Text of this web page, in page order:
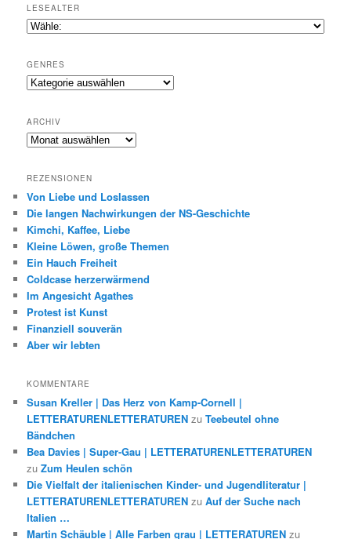
LESEALTER
GENRES
Genres
ARCHIV
Archiv
REZENSIONEN
Von Liebe und Loslassen
Die langen Nachwirkungen der NS-Geschichte
Kimchi, Kaffee, Liebe
Kleine Löwen, große Themen
Ein Hauch Freiheit
Coldcase herzerwärmend
Im Angesicht Agathes
Protest ist Kunst
Finanziell souverän
Aber wir lebten
KOMMENTARE
Susan Kreller | Das Herz von Kamp-Cornell |
LETTERATURENLETTERATUREN zuTeebeutel ohne
Bändchen
Bea Davies | Super-Gau | LETTERATURENLETTERATUREN
zuZum Heulen schön
Die Vielfalt der italienischen Kinder- und Jugendliteratur |
LETTERATURENLETTERATUREN zuAuf der Suche nach
Italien …
Martin Schäuble | Alle Farben grau | LETTERATUREN zu